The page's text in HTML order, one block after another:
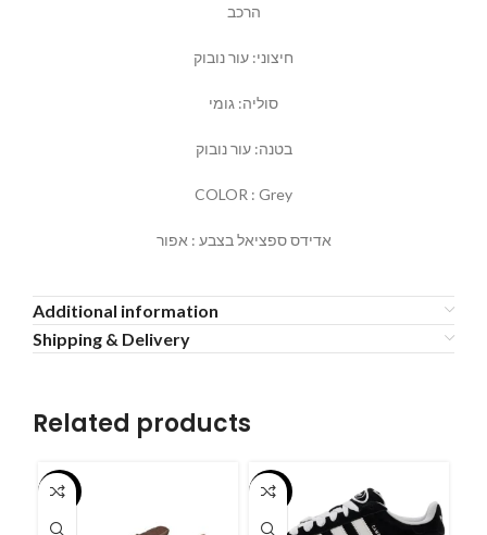
הרכב
חיצוני: עור נובוק
סוליה: גומי
בטנה: עור נובוק
COLOR : Grey
אדידס ספציאל בצבע : אפור
Additional information
Shipping & Delivery
Related products
-55% -55%